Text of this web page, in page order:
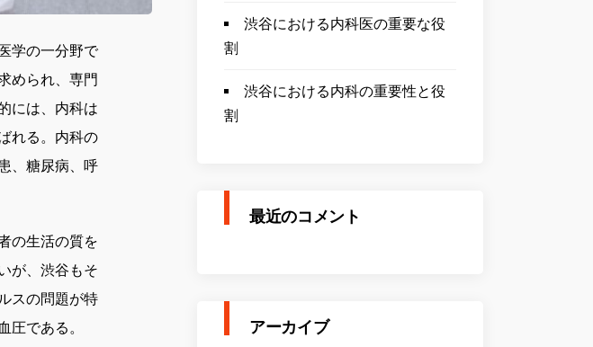
学の一分野で
められ、専門
には、内科は
れる。内科の
、糖尿病、呼
の生活の質を
が、渋谷もそ
スの問題が特
圧である。
渋谷における内科医の重要な役
割
渋谷における内科の重要性と役
割
最近のコメント
アーカイブ